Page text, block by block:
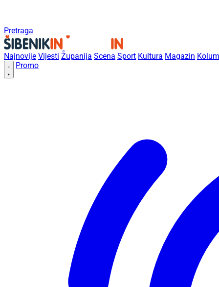
Pretraga
Najnovije Vijesti Županija Scena Sport Kultura Magazin
Promo